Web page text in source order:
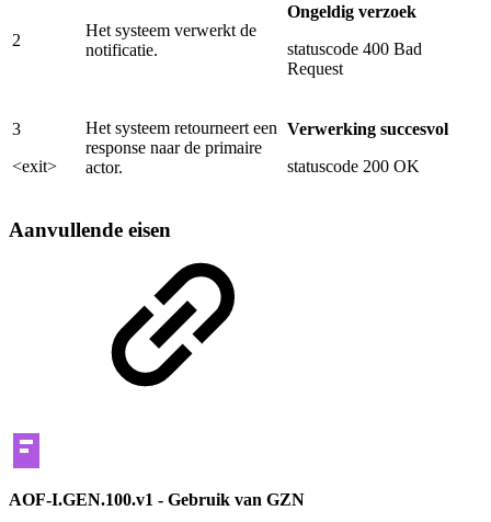
2
Het systeem verwerkt de
notificatie.
Ongeldig verzoek
statuscode 400 Bad
Request
3
<exit>
Het systeem retourneert een
response naar de primaire
actor.
Verwerking succesvol
statuscode 200 OK
Aanvullende eisen
AOF-I.GEN.100.v1 - Gebruik van GZN